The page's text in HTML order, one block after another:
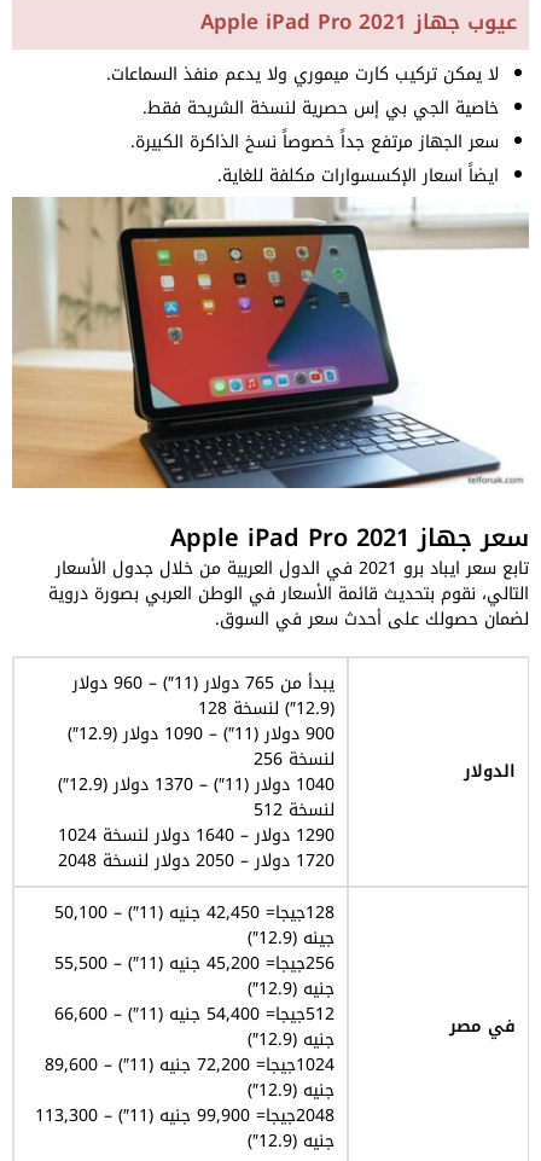
عيوب جهاز Apple iPad Pro 2021
لا يمكن تركيب كارت ميموري ولا يدعم منفذ السماعات.
خاصية الجي بي إس حصرية لنسخة الشريحة فقط.
سعر الجهاز مرتفع جداً خصوصاً نسخ الذاكرة الكبيرة.
ايضاً اسعار الإكسسوارات مكلفة للغاية.
سعر جهاز Apple iPad Pro 2021
تابع سعر ايباد برو 2021 في الدول العربية من خلال جدول الأسعار
التالي، نقوم بتحديث قائمة الأسعار في الوطن العربي بصورة دروية
لضمان حصولك على أحدث سعر في السوق.
الدولار
يبدأ من 765 دولار (11″) – 960 دولار
(12.9″) لنسخة 128
900 دولار (11″) – 1090 دولار (12.9″)
لنسخة 256
1040 دولار (11″) – 1370 دولار (12.9″)
لنسخة 512
1290 دولار – 1640 دولار لنسخة 1024
1720 دولار – 2050 دولار لنسخة 2048
في مصر
128جيجا= 42,450 جنيه (11″) – 50,100
جينه (12.9″)
256جيجا= 45,200 جنيه (11″) – 55,500
جنيه (12.9″)
512جيجا= 54,400 جنيه (11″) – 66,600
جنيه (12.9″)
1024جيجا= 72,200 جنيه (11″) – 89,600
جنيه (12.9″)
2048جيجا= 99,900 جنيه (11″) – 113,300
جنيه (12.9″)